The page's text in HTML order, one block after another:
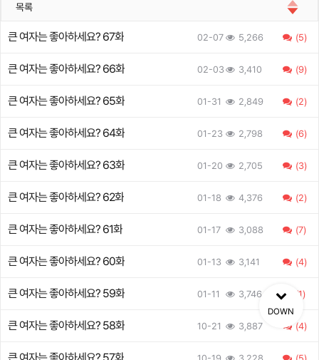
목록
큰 여자는 좋아하세요? 67화 02-07 5,266 (5)
큰 여자는 좋아하세요? 66화 02-03 3,410 (9)
큰 여자는 좋아하세요? 65화 01-31 2,849 (2)
큰 여자는 좋아하세요? 64화 01-23 2,798 (6)
큰 여자는 좋아하세요? 63화 01-20 2,705 (3)
큰 여자는 좋아하세요? 62화 01-18 4,376 (2)
큰 여자는 좋아하세요? 61화 01-17 3,088 (7)
큰 여자는 좋아하세요? 60화 01-13 3,141 (4)
큰 여자는 좋아하세요? 59화 01-11 3,746 (1)
큰 여자는 좋아하세요? 58화 10-21 3,887 (4)
10-19 3,228 (5)
DOWN